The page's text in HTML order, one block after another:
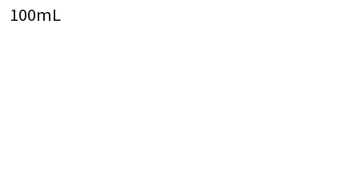
100mL